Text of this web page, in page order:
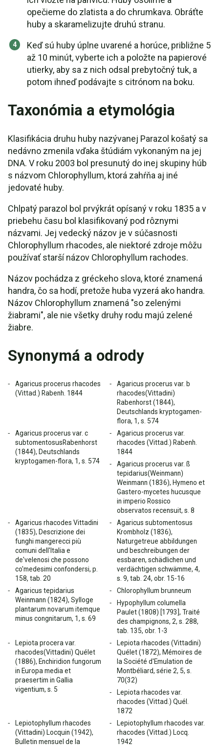
opečieme do zlatista a do chrumkava. Obráťte
huby a skaramelizujte druhú stranu.
Keď sú huby úplne uvarené a horúce, približne 5
až 10 minút, vyberte ich a položte na papierové
utierky, aby sa z nich odsal prebytočný tuk, a
potom ihneď podávajte s citrónom na boku.
Taxonómia a etymológia
Klasifikácia druhu huby nazývanej Parazol košatý sa
nedávno zmenila vďaka štúdiám vykonaným na jej
DNA. V roku 2003 bol presunutý do inej skupiny húb
s názvom Chlorophyllum, ktorá zahŕňa aj iné
jedovaté huby.
Chlpatý parazol bol prvýkrát opísaný v roku 1835 a v
priebehu času bol klasifikovaný pod rôznymi
názvami. Jej vedecký názov je v súčasnosti
Chlorophyllum rhacodes, ale niektoré zdroje môžu
používať starší názov Chlorophyllum rachodes.
Názov pochádza z gréckeho slova, ktoré znamená
handra, čo sa hodí, pretože huba vyzerá ako handra.
Názov Chlorophyllum znamená "so zelenými
žiabrami", ale nie všetky druhy rodu majú zelené
žiabre.
Synonymá a odrody
Agaricus procerus rhacodes
(Vittad.) Rabenh. 1844
Agaricus procerus var. b
rhacodes(Vittadini)
Rabenhorst (1844),
Deutschlands kryptogamen-
flora, 1, s. 574
Agaricus procerus var. c
subtomentosusRabenhorst
(1844), Deutschlands
kryptogamen-flora, 1, s. 574
Agaricus procerus var.
rhacodes (Vittad.) Rabenh.
1844
Agaricus procerus var. ß
tepidarius(Weinmann)
Weinmann (1836), Hymeno et
Gastero-mycetes hucusque
in imperio Rossico
observatos recensuit, s. 8
Agaricus rhacodes Vittadini
(1835), Descrizione dei
funghi mangerecci più
comuni dell'Italia e
de'velenosi che possono
co'medesimi confondersi, p.
158, tab. 20
Agaricus subtomentosus
Krombholz (1836),
Naturgetreue abbildungen
und beschreibungen der
essbaren, schädlichen und
verdächtigen schwämme, 4,
s. 9, tab. 24, obr. 15-16
Agaricus tepidarius
Weinmann (1824), Sylloge
plantarum novarum itemque
minus congnitarum, 1, s. 69
Chlorophyllum brunneum
Hypophyllum columella
Paulet (1808) [1793], Traité
des champignons, 2, s. 288,
tab. 135, obr. 1-3
Lepiota procera var.
rhacodes(Vittadini) Quélet
(1886), Enchiridion fungorum
in Europa media et
praesertim in Gallia
vigentium, s. 5
Lepiota rhacodes (Vittadini)
Quélet (1872), Mémoires de
la Société d'Emulation de
Montbéliard, série 2, 5, s.
70(32)
Lepiota rhacodes var.
rhacodes (Vittad.) Quél.
1872
Lepiotophyllum rhacodes
(Vittadini) Locquin (1942),
Bulletin mensuel de la
Lepiotophyllum rhacodes var.
rhacodes (Vittad.) Locq.
1942